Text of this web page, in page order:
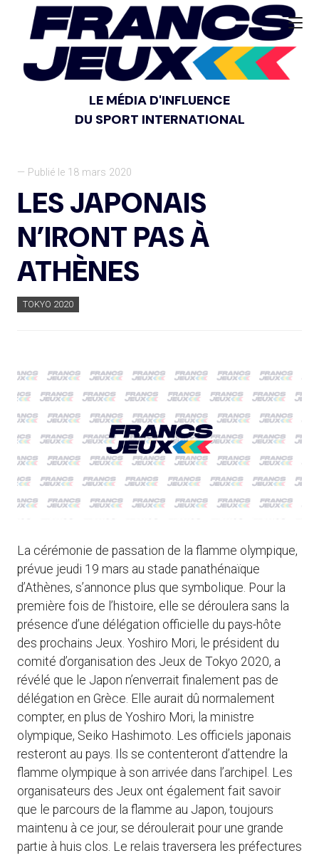
LE MÉDIA D'INFLUENCE
DU SPORT INTERNATIONAL
— Publié le 18 mars 2020
LES JAPONAIS
N’IRONT PAS À
ATHÈNES
TOKYO 2020
La cérémonie de passation de la flamme olympique,
prévue jeudi 19 mars au stade panathénaïque
d’Athènes, s’annonce plus que symbolique. Pour la
première fois de l’histoire, elle se déroulera sans la
présence d’une délégation officielle du pays-hôte
des prochains Jeux. Yoshiro Mori, le président du
comité d’organisation des Jeux de Tokyo 2020, a
révélé que le Japon n’enverrait finalement pas de
délégation en Grèce. Elle aurait dû normalement
compter, en plus de Yoshiro Mori, la ministre
olympique, Seiko Hashimoto. Les officiels japonais
resteront au pays. Ils se contenteront d’attendre la
flamme olympique à son arrivée dans l’archipel. Les
organisateurs des Jeux ont également fait savoir
que le parcours de la flamme au Japon, toujours
maintenu à ce jour, se déroulerait pour une grande
partie à huis clos. Le relais traversera les préfectures